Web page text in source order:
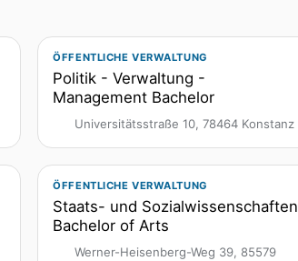
ÖFFENTLICHE VERWALTUNG
Politik - Verwaltung -
Management Bachelor
Universitätsstraße 10, 78464 Konstanz
ÖFFENTLICHE VERWALTUNG
Staats- und Sozialwissenschaften
Bachelor of Arts
Werner-Heisenberg-Weg 39, 85579